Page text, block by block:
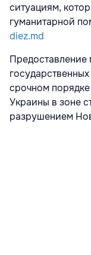
ситуациям,
гуманитарной
diez.md
Предоставление
срочном
Украины в зоне
разрушением